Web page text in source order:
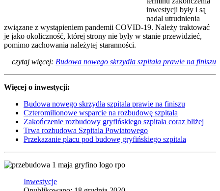
inwestycji były i są
nadal utrudnienia
związane z wystąpieniem pandemii COVID-19. Należy traktować
je jako okoliczność, której strony nie były w stanie przewidzieć,
pomimo zachowania należytej staranności.
czytaj więcej: Budowa nowego skrzydła szpitala prawie na finiszu
Więcej o inwestycji:
Budowa nowego skrzydła szpitala prawie na finiszu
Czteromilionowe wsparcie na rozbudowę szpitala
Zakończenie rozbudowy gryfińskiego szpitala coraz bliżej
Trwa rozbudowa Szpitala Powiatowego
Przekazanie placu pod budowę gryfińskiego szpitala
Inwestycje